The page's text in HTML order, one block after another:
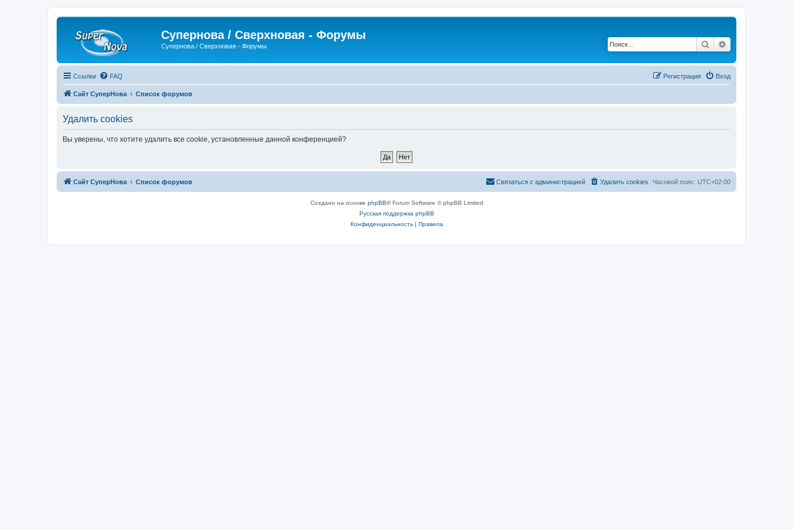
Супернова / Сверхновая - Форумы
Супернова / Сверхновая - Форумы Поиск
Ссылки FAQ Вход
Регистрация
Сайт СуперНова Список форумов
Удалить cookies
Вы уверены, что хотите удалить все cookie, установленные данной конференцией?
Сайт СуперНова Список форумов Часовой пояс: UTC+02:00
Удалить cookies
Связаться с администрацией
Создано на основе phpBB® Forum Software © phpBB Limited
Русская поддержка phpBB
Конфиденциальность| Правила